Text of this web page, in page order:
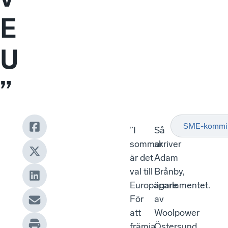
E
U
”
”I
sommar
är det
val till
Europaparlamentet.
För
att
Så
skriver
Adam
Brånby,
ägare
av
Woolpower
SME-